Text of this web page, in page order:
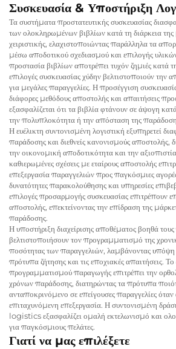
Συσκευασία & Υποστήριξη
Τα συστήματα προστατευτικής συσκευασίας
των ολοκληρωμένων βιβλίων κατά τη διάρκεια της
χειριστικής, ελαχιστοποιώντας παράλληλα τα
μέσω αποδοτικού σχεδιασμού και επιλογής
προστασία βιβλίων αποτρέπει τυχόν ζημιές κατά
επιλογές συσκευασίας χύδην βελτιστοποιούν την
για μεγάλες παραγγελίες. Η προσέγγιση
διάφορες μεθόδους αποστολής και απαιτήσεις
εξασφαλίζεται ότι τα βιβλία φτάνουν σε άψογη
την πολυπλοκότητα ή την απόσταση της
Η ευέλικτη συντονισμένη λογιστική εξυπηρετεί
παράδοσης και διεθνείς κανονισμούς αποστολής,
την οικονομική αποδοτικότητα και την
καθιερωμένες σχέσεις με εταίρους αποστολής
επεξεργασία παραγγελιών προς παγκόσμιες
δυνατότητες παρακολούθησης και υπηρεσίες
επιλογές προσαρμογής συσκευασίας επιτρέπουν
αποστολής, επεκτείνοντας την επίδραση της
παράδοσης.
Η υποστήριξη διαχείρισης αποθέματος βοηθά τους
βελτιστοποιήσουν τον προγραμματισμό της
ποσότητας των παραγγελιών, λαμβάνοντας
πρότυπα ζήτησης και τις εποχιακές απαιτήσεις.
προγραμματισμού παραγωγής επιτρέπει την
χρόνων παράδοσης, διατηρώντας τα πρότυπα
ανταποκρινόμενο σε επείγουσες παραγγελίες
επιταχυνόμενη επεξεργασία. Η συντονισμένη
logistics εξασφαλίζει ομαλή εκτελωνισμό και
για παγκόσμιους πελάτες.
Γιατί να μας επιλέξετε